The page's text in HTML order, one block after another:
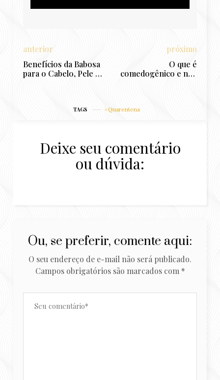
anterior
Benefícios da Babosa
para o Cabelo, Pele e
próximo
O que é
comedogênico e não
TAGS Quarentena
Deixe seu comentário
ou dúvida:
Ou, se preferir, comente aqui:
O seu endereço de e-mail não será publicado.
Campos obrigatórios são marcados com *